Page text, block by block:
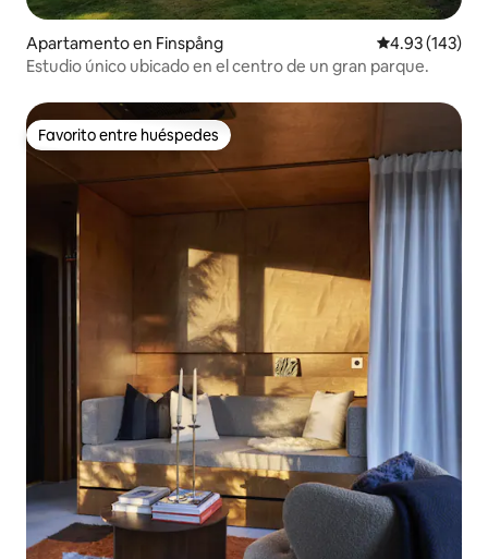
Apartamento en Finspång Calificación
4.93 (143)
Estudio único ubicado en el centro de un gran parque.
Favorito entre huéspedes
Favorito entre huéspedes